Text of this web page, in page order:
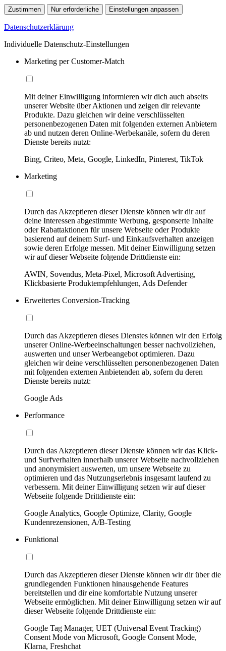
Zustimmen Nur erforderliche Einstellungen anpassen
Datenschutzerklärung
Individuelle Datenschutz-Einstellungen
Marketing per Customer-Match
Mit deiner Einwilligung informieren wir dich auch abseits
unserer Website über Aktionen und zeigen dir relevante
Produkte. Dazu gleichen wir deine verschlüsselten
personenbezogenen Daten mit folgenden externen Anbietern
ab und nutzen deren Online-Werbekanäle, sofern du deren
Dienste bereits nutzt:
Bing, Criteo, Meta, Google, LinkedIn, Pinterest, TikTok
Marketing
Durch das Akzeptieren dieser Dienste können wir dir auf
deine Interessen abgestimmte Werbung, gesponserte Inhalte
oder Rabattaktionen für unsere Webseite oder Produkte
basierend auf deinem Surf- und Einkaufsverhalten anzeigen
sowie deren Erfolge messen. Mit deiner Einwilligung setzen
wir auf dieser Webseite folgende Drittdienste ein:
AWIN, Sovendus, Meta-Pixel, Microsoft Advertising,
Klickbasierte Produktempfehlungen, Ads Defender
Erweitertes Conversion-Tracking
Durch das Akzeptieren dieses Dienstes können wir den Erfolg
unserer Online-Werbeeinschaltungen besser nachvollziehen,
auswerten und unser Werbeangebot optimieren. Dazu
gleichen wir deine verschlüsselten personenbezogenen Daten
mit folgenden externen Anbietenden ab, sofern du deren
Dienste bereits nutzt:
Google Ads
Performance
Durch das Akzeptieren dieser Dienste können wir das Klick-
und Surfverhalten innerhalb unserer Webseite nachvollziehen
und anonymisiert auswerten, um unsere Webseite zu
optimieren und das Nutzungserlebnis insgesamt laufend zu
verbessern. Mit deiner Einwilligung setzen wir auf dieser
Webseite folgende Drittdienste ein:
Google Analytics, Google Optimize, Clarity, Google
Kundenrezensionen, A/B-Testing
Funktional
Durch das Akzeptieren dieser Dienste können wir dir über die
grundlegenden Funktionen hinausgehende Features
bereitstellen und dir eine komfortable Nutzung unserer
Webseite ermöglichen. Mit deiner Einwilligung setzen wir auf
dieser Webseite folgende Drittdienste ein:
Google Tag Manager, UET (Universal Event Tracking)
Consent Mode von Microsoft, Google Consent Mode,
Klarna, Freshchat